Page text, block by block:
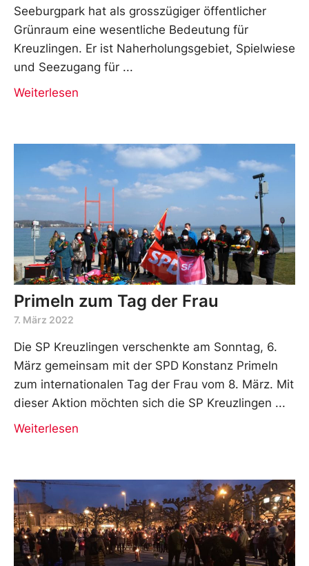
Seeburgpark hat als grosszügiger öffentlicher
Grünraum eine wesentliche Bedeutung für
Kreuzlingen. Er ist Naherholungsgebiet, Spielwiese
und Seezugang für
Weiterlesen
Primeln zum Tag der Frau
7. März 2022
Die SP Kreuzlingen verschenkte am Sonntag, 6.
März gemeinsam mit der SPD Konstanz Primeln
zum internationalen Tag der Frau vom 8. März. Mit
dieser Aktion möchten sich die SP Kreuzlingen
Weiterlesen